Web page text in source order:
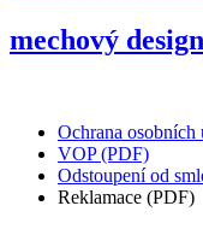
mechový design
Ochrana osobních
VOP (PDF)
Odstoupení od
Reklamace (PDF)